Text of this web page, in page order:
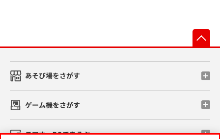
あそび場をさがす
ゲーム機をさがす
スマホ・PCであそぶ